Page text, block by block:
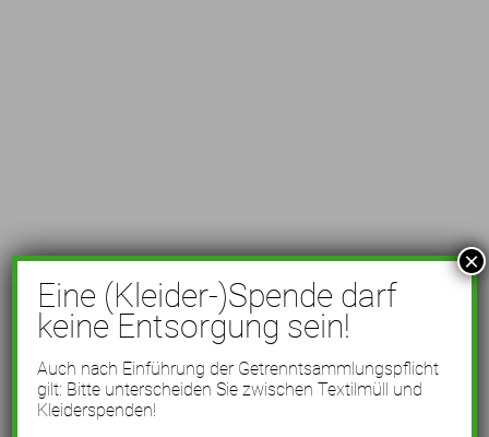
Eine (Kleider-)Spende darf
keine Entsorgung sein!
Auch nach Einführung der Getrenntsammlungspflicht
gilt: Bitte unterscheiden Sie zwischen Textilmüll und
Kleiderspenden!
×